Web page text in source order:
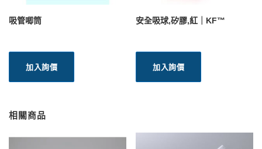
吸管唧筒
加入詢價
安全吸球,矽膠,紅｜KF™
加入詢價
相關商品